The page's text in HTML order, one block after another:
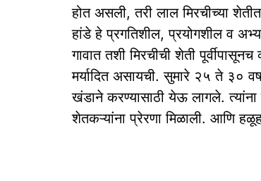
होत असली, तरी लाल मिरचीच्या
हांडे हे प्रगतिशील, प्रयोगशील व
गावात तशी मिरचीची शेती
मर्यादित असायची. सुमारे २५ ते ३०
खंडाने करण्यासाठी येऊ लागले.
शेतकऱ्यांना प्रेरणा मिळाली. आणि